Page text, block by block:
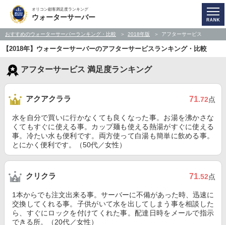
オリコン顧客満足度ランキング
ウォーターサーバー
おすすめのウォーターサーバーランキング・比較 2018年版 アフターサービス
【2018年】ウォーターサーバーのアフターサービスランキング・比較
アフターサービス 満足度ランキング
アクアクララ 71.72点
水を自分で買いに行かなくても良くなった事。お湯を沸かさな
くてもすぐに使える事。カップ麺も使える熱湯がすぐに使える
事。冷たい水も便利です。両方使って白湯も簡単に飲める事。
とにかく便利です。（50代／女性）
クリクラ 71.52点
1本からでも注文出来る事。サーバーに不備があった時、迅速に
交換してくれる事。子供がいて水を出してしまう事を相談した
ら、すぐにロックを付けてくれた事。配達日時をメールで指示
できる所。（20代／女性）